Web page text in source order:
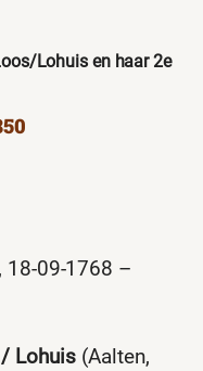
Lohuis en haar 2e
09-1768 –
Lohuis(Aalten,